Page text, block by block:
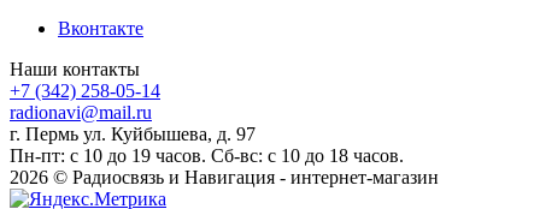
Вконтакте
Наши контакты
+7 (342) 258-05-14
radionavi@mail.ru
г. Пермь ул. Куйбышева, д. 97
Пн-пт: с 10 до 19 часов. Сб-вс: с 10 до 18 часов.
2026 © Радиосвязь и Навигация - интернет-магазин